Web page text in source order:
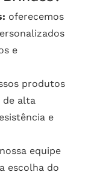
oferecemos
e
produtos
de alta
e
nossa equipe
escolha do